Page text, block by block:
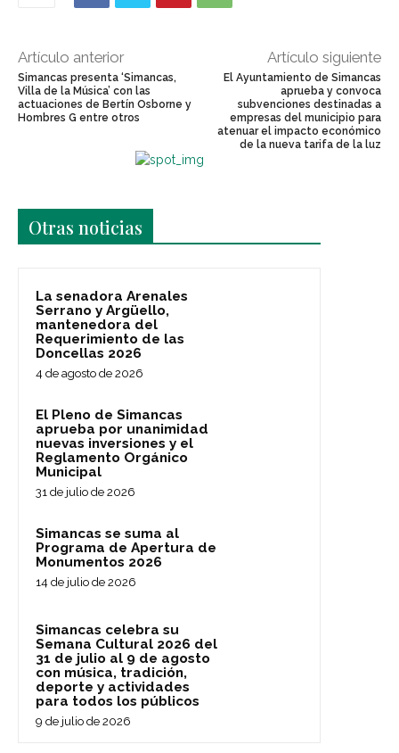
Artículo anterior
Simancas presenta ‘Simancas,
Villa de la Música’ con las
actuaciones de Bertín Osborne y
Hombres G entre otros
Artículo siguiente
El Ayuntamiento de Simancas
aprueba y convoca
subvenciones destinadas a
empresas del municipio para
atenuar el impacto económico
de la nueva tarifa de la luz
Otras noticias
La senadora Arenales
Serrano y Argüello,
mantenedora del
Requerimiento de las
Doncellas 2026
4 de agosto de 2026
El Pleno de Simancas
aprueba por unanimidad
nuevas inversiones y el
Reglamento Orgánico
Municipal
31 de julio de 2026
Simancas se suma al
Programa de Apertura de
Monumentos 2026
14 de julio de 2026
Simancas celebra su
Semana Cultural 2026 del
31 de julio al 9 de agosto
con música, tradición,
deporte y actividades
para todos los públicos
9 de julio de 2026